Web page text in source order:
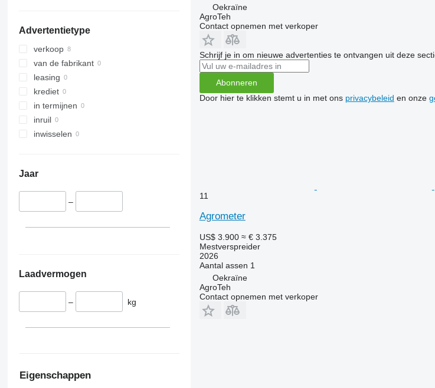
Advertentietype
verkoop
van de fabrikant
leasing
krediet
in termijnen
inruil
inwisselen
Jaar
–
Laadvermogen
– kg
Eigenschappen
Oekraïne
AgroTeh
Contact opnemen met verkoper
Schrijf je in om nieuwe advertenties te ontvangen uit deze
Abonneren
Door hier te klikken stemt u in met ons privacybeleid en onze
11
Agrometer
US$ 3.900 ≈ € 3.375
Mestverspreider
2026
Aantal assen 1
Oekraïne
AgroTeh
Contact opnemen met verkoper